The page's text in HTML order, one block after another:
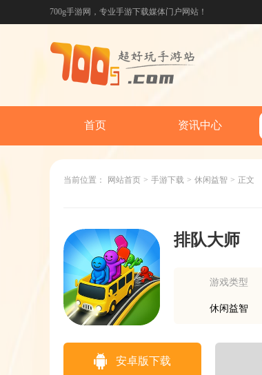
700g手游网，专业手游下载媒体门户网站！
首页 资讯中心
当前位置： 网站首页 > 手游下载 > 休闲益智 > 正文
排队大师
游戏类型
休闲益智
安卓版下载